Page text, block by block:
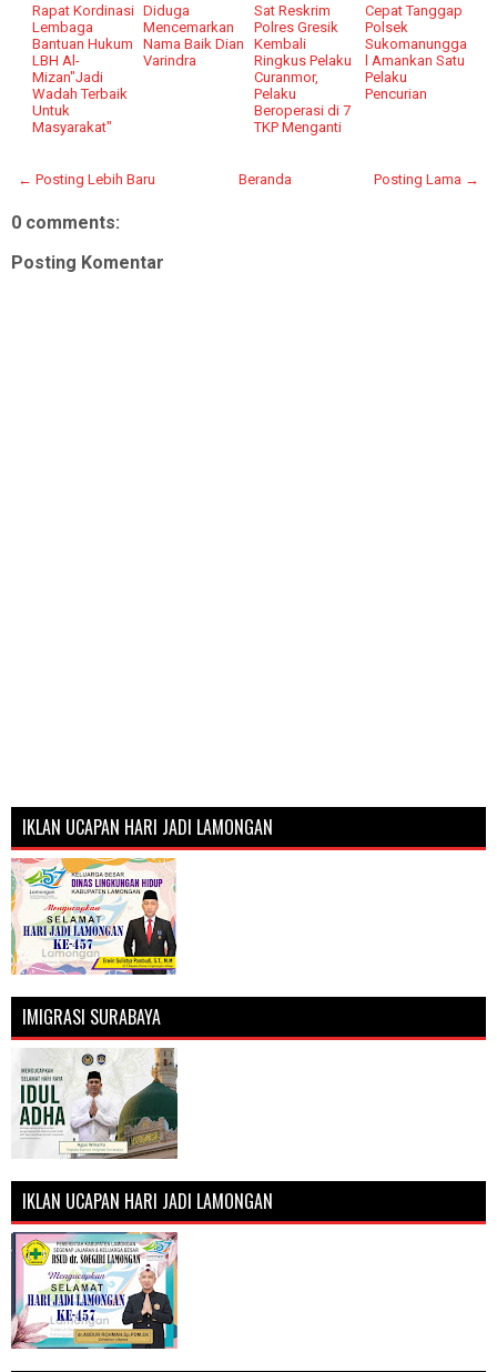
Rapat Kordinasi
Lembaga
Bantuan Hukum
LBH Al-
Mizan"Jadi
Wadah Terbaik
Untuk
Masyarakat"
Diduga
Mencemarkan
Nama Baik Dian
Varindra
Sat Reskrim
Polres Gresik
Kembali
Ringkus Pelaku
Curanmor,
Pelaku
Beroperasi di 7
TKP Menganti
Cepat Tanggap
Polsek
Sukomanungga
l Amankan Satu
Pelaku
Pencurian
← Posting Lebih Baru Posting Lama →
Beranda
0 comments:
Posting Komentar
IKLAN UCAPAN HARI JADI LAMONGAN
IMIGRASI SURABAYA
IKLAN UCAPAN HARI JADI LAMONGAN